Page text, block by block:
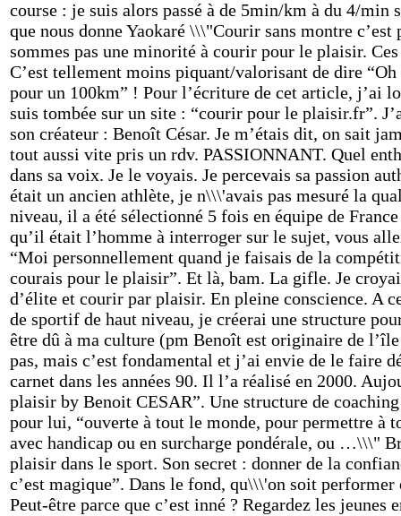
course : je suis alors passé à de 5min/km à du 4/
que nous donne Yaokaré \\\"Courir sans montre
sommes pas une minorité à courir pour le plaisir.
C’est tellement moins piquant/valorisant de dire
pour un 100km” ! Pour l’écriture de cet article, j’ai
suis tombée sur un site : “courir pour le plaisir.fr”.
son créateur : Benoît César. Je m’étais dit, on sait
tout aussi vite pris un rdv. PASSIONNANT. Quel
dans sa voix. Je le voyais. Je percevais sa passion
était un ancien athlète, je n\\\'avais pas mesuré la
niveau, il a été sélectionné 5 fois en équipe de
qu’il était l’homme à interroger sur le sujet, vous
“Moi personnellement quand je faisais de la
courais pour le plaisir”. Et là, bam. La gifle. Je
d’élite et courir par plaisir. En pleine conscience. A
de sportif de haut niveau, je créerai une structure
être dû à ma culture (pm Benoît est originaire de
pas, mais c’est fondamental et j’ai envie de le faire
carnet dans les années 90. Il l’a réalisé en 2000.
plaisir by Benoit CESAR”. Une structure de
pour lui, “ouverte à tout le monde, pour permettre à
avec handicap ou en surcharge pondérale, ou …\\\"
plaisir dans le sport. Son secret : donner de la
c’est magique”. Dans le fond, qu\\\'on soit
Peut-être parce que c’est inné ? Regardez les